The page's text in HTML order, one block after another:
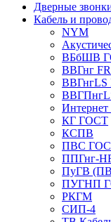
Дверные
Кабель и
NYM
ВБбШВ
ВВГнг
Интернет
КГ ГОСТ
КСПВ
ПВС
ППГнг-
ПуГВ
ПУГНП
РКГМ
СИП-4